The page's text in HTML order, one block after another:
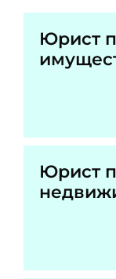
Юрист
Юрист